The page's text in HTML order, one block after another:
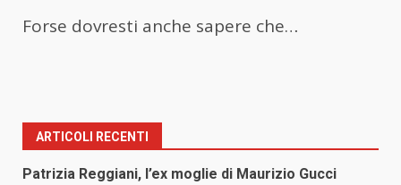
Forse dovresti anche sapere che…
ARTICOLI RECENTI
Patrizia Reggiani, l’ex moglie di Maurizio Gucci